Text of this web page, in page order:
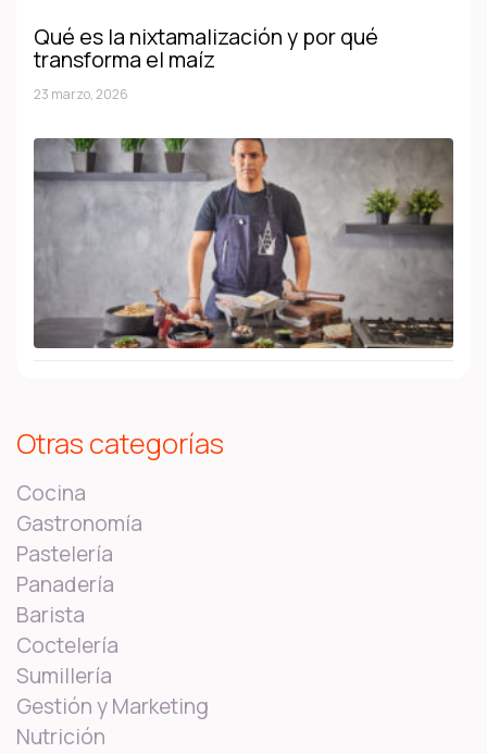
Qué es la nixtamalización y por qué
transforma el maíz
23 marzo, 2026
Otras categorías
Cocina
Gastronomía
Pastelería
Panadería
Barista
Coctelería
Sumillería
Gestión y Marketing
Nutrición